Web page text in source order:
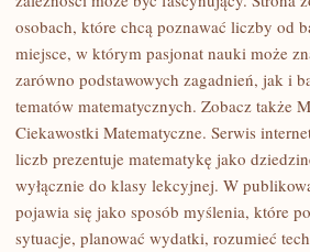
MATEMATYKA
TECHNOLOGII
NAUCE
osobach, które chcą poznawać liczby od
miejsce, w którym pasjonat nauki może
zarówno podstawowych zagadnień, jak i
tematów matematycznych. Zobacz także
Ciekawostki Matematyczne. Serwis
liczb prezentuje matematykę jako
wyłącznie do klasy lekcyjnej. W
pojawia się jako sposób myślenia, które
sytuacje, planować wydatki, rozumieć